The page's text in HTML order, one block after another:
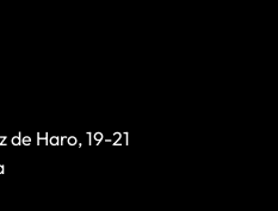
de Haro, 19-21